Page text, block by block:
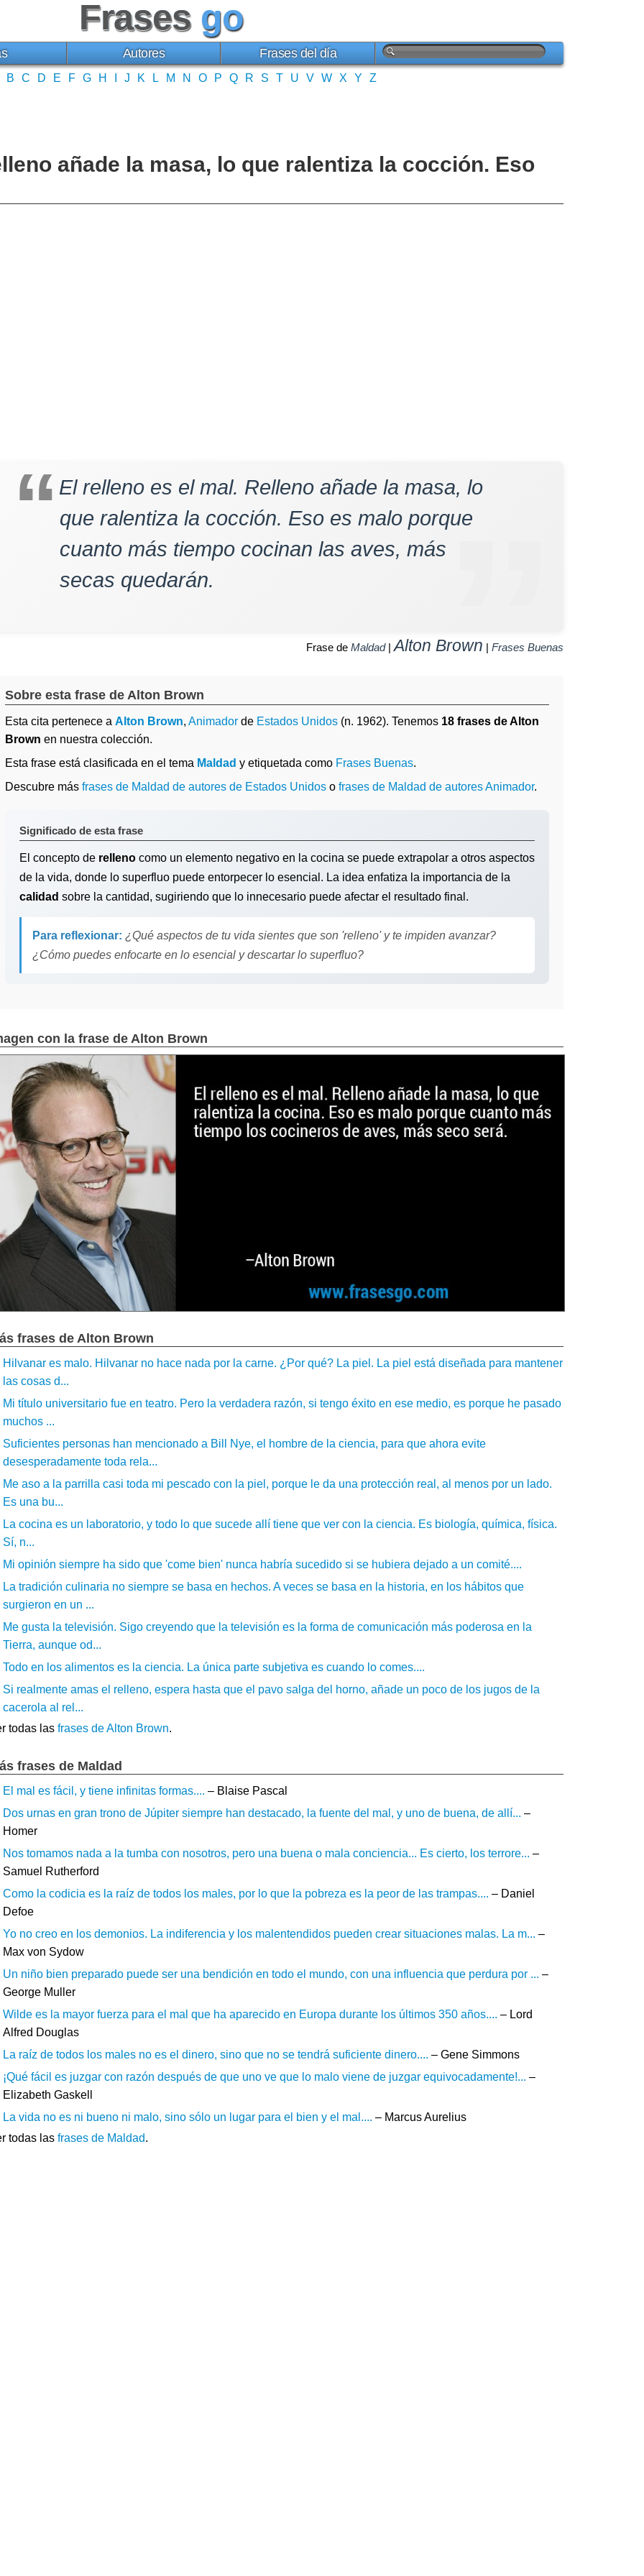
Frases go
Autores Frases del día
B C D E F G H J K L M N O P Q R S T U V W X Y Z
añade la masa, lo que ralentiza la cocción. Eso
El relleno es el mal. Relleno añade la masa, lo
que ralentiza la cocción. Eso es malo porque
cuanto más tiempo cocinan las aves, más
secas quedarán.
Frase de Maldad|Alton Brown | Frases Buenas
Sobre esta frase de Alton Brown
Esta cita pertenece a Alton Brown, Animador de Estados Unidos (n. 1962). Tenemos 18 frases de Alton
Brown en nuestra colección.
Esta frase está clasificada en el tema Maldad y etiquetada como Frases Buenas.
Descubre más frases de Maldad de autores de Estados Unidos o frases de Maldad de autores Animador.
Significado de esta frase
El concepto de relleno como un elemento negativo en la cocina se puede extrapolar a otros aspectos
de la vida, donde lo superfluo puede entorpecer lo esencial. La idea enfatiza la importancia de la
calidad sobre la cantidad, sugiriendo que lo innecesario puede afectar el resultado final.
Para reflexionar: ¿Qué aspectos de tu vida sientes que son 'relleno' y te impiden avanzar?
¿Cómo puedes enfocarte en lo esencial y descartar lo superfluo?
con la frase de Alton Brown
frases de Alton Brown
Hilvanar es malo. Hilvanar no hace nada por la carne. ¿Por qué? La piel. La piel está diseñada para mantener
las cosas d...
Mi título universitario fue en teatro. Pero la verdadera razón, si tengo éxito en ese medio, es porque he pasado
muchos ...
Suficientes personas han mencionado a Bill Nye, el hombre de la ciencia, para que ahora evite
desesperadamente toda rela...
Me aso a la parrilla casi toda mi pescado con la piel, porque le da una protección real, al menos por un lado.
Es una bu...
La cocina es un laboratorio, y todo lo que sucede allí tiene que ver con la ciencia. Es biología, química, física.
Sí, n...
Mi opinión siempre ha sido que 'come bien' nunca habría sucedido si se hubiera dejado a un comité....
La tradición culinaria no siempre se basa en hechos. A veces se basa en la historia, en los hábitos que
surgieron en un ...
Me gusta la televisión. Sigo creyendo que la televisión es la forma de comunicación más poderosa en la
Tierra, aunque od...
Todo en los alimentos es la ciencia. La única parte subjetiva es cuando lo comes....
Si realmente amas el relleno, espera hasta que el pavo salga del horno, añade un poco de los jugos de la
cacerola al rel...
todas las frases de Alton Brown.
frases de Maldad
El mal es fácil, y tiene infinitas formas.... – Blaise Pascal
Dos urnas en gran trono de Júpiter siempre han destacado, la fuente del mal, y uno de buena, de allí... –
Homer
Nos tomamos nada a la tumba con nosotros, pero una buena o mala conciencia... Es cierto, los terrore... –
Samuel Rutherford
Como la codicia es la raíz de todos los males, por lo que la pobreza es la peor de las trampas.... – Daniel
Defoe
Yo no creo en los demonios. La indiferencia y los malentendidos pueden crear situaciones malas. La m... –
Max von Sydow
Un niño bien preparado puede ser una bendición en todo el mundo, con una influencia que perdura por ... –
George Muller
Wilde es la mayor fuerza para el mal que ha aparecido en Europa durante los últimos 350 años.... – Lord
Alfred Douglas
La raíz de todos los males no es el dinero, sino que no se tendrá suficiente dinero.... – Gene Simmons
¡Qué fácil es juzgar con razón después de que uno ve que lo malo viene de juzgar equivocadamente!... –
Elizabeth Gaskell
La vida no es ni bueno ni malo, sino sólo un lugar para el bien y el mal.... – Marcus Aurelius
todas las frases de Maldad.